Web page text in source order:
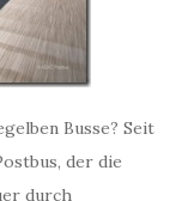
Busse? Seit
der die
durch